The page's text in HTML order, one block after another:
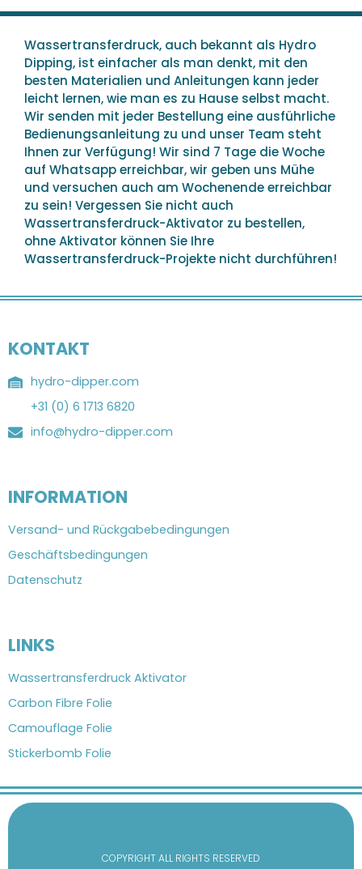
Wassertransferdruck, auch bekannt als Hydro
Dipping, ist einfacher als man denkt, mit den
besten Materialien und Anleitungen kann jeder
leicht lernen, wie man es zu Hause selbst macht.
Wir senden mit jeder Bestellung eine ausführliche
Bedienungsanleitung zu und unser Team steht
Ihnen zur Verfügung! Wir sind 7 Tage die Woche
auf Whatsapp erreichbar, wir geben uns Mühe
und versuchen auch am Wochenende erreichbar
zu sein! Vergessen Sie nicht auch
Wassertransferdruck-Aktivator zu bestellen,
ohne Aktivator können Sie Ihre
Wassertransferdruck-Projekte nicht durchführen!
KONTAKT
hydro-dipper.com
+31 (0) 6 1713 6820
info@hydro-dipper.com
INFORMATION
Versand- und Rückgabebedingungen
Geschäftsbedingungen
Datenschutz
LINKS
Wassertransferdruck Aktivator
Carbon Fibre Folie
Camouflage Folie
Stickerbomb Folie
COPYRIGHT ALL RIGHTS RESERVED